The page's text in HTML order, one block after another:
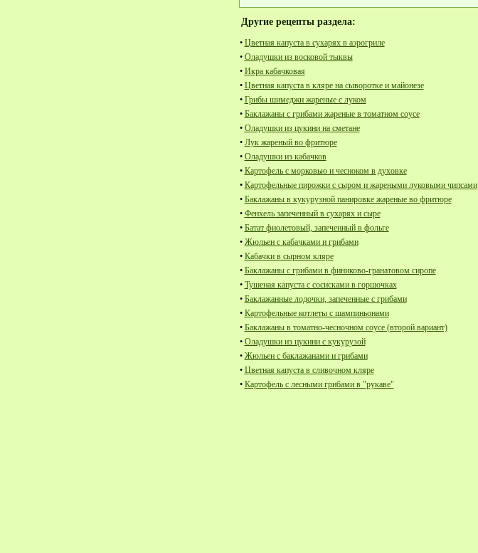
Другие рецепты раздела:
• Цветная капуста в сухарях в аэрогриле
• Оладушки из восковой тыквы
• Икра кабачковая
• Цветная капуста в кляре на сыворотке и майонезе
• Грибы шимеджи жареные с луком
• Баклажаны с грибами жареные в томатном соусе
• Оладушки из цукини на сметане
• Лук жареный во фритюре
• Оладушки из кабачков
• Картофель с морковью и чесноком в духовке
• Картофельные пирожки с сыром и жареными луковыми чипсами
• Баклажаны в кукурузной панировке жареные во фритюре
• Фенхель запеченный в сухарях и сыре
• Батат фиолетовый, запеченный в фольге
• Жюльен с кабачками и грибами
• Кабачки в сырном кляре
• Баклажаны с грибами в финиково-гранатовом сиропе
• Тушеная капуста с сосисками в горшочках
• Баклажанные лодочки, запеченные с грибами
• Картофельные котлеты с шампиньонами
• Баклажаны в томатно-чесночном соусе (второй вариант)
• Оладушки из цукини с кукурузой
• Жюльен с баклажанами и грибами
• Цветная капуста в сливочном кляре
• Картофель с лесными грибами в "рукаве"